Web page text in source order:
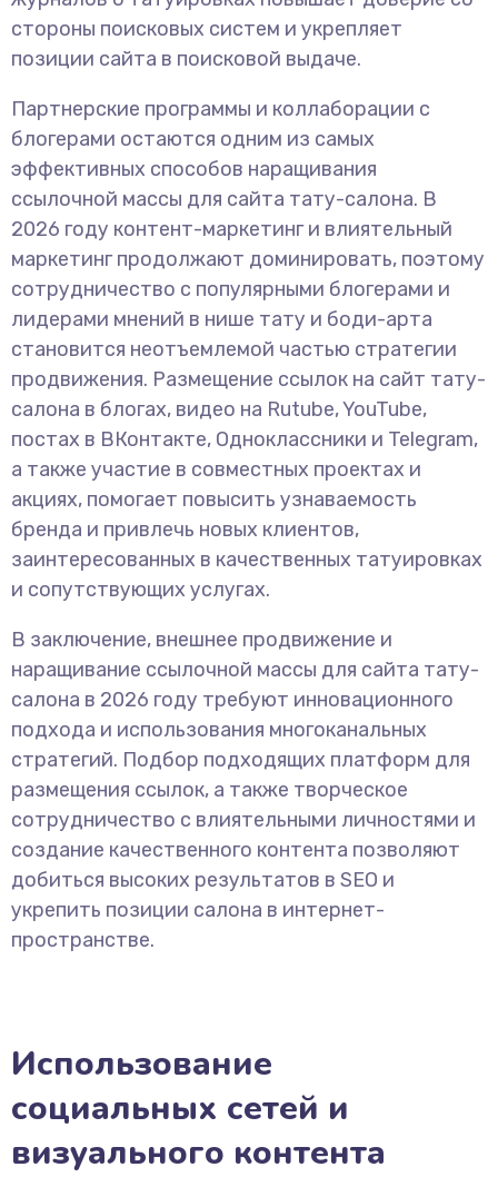
стороны поисковых систем и укрепляет
позиции сайта в поисковой выдаче.
Партнерские программы и коллаборации с
блогерами остаются одним из самых
эффективных способов наращивания
ссылочной массы для сайта тату-салона. В
2026 году контент-маркетинг и влиятельный
маркетинг продолжают доминировать, поэтому
сотрудничество с популярными блогерами и
лидерами мнений в нише тату и боди-арта
становится неотъемлемой частью стратегии
продвижения. Размещение ссылок на сайт тату-
салона в блогах, видео на Rutube, YouTube,
постах в ВКонтакте, Одноклассники и Telegram,
а также участие в совместных проектах и
акциях, помогает повысить узнаваемость
бренда и привлечь новых клиентов,
заинтересованных в качественных татуировках
и сопутствующих услугах.
В заключение, внешнее продвижение и
наращивание ссылочной массы для сайта тату-
салона в 2026 году требуют инновационного
подхода и использования многоканальных
стратегий. Подбор подходящих платформ для
размещения ссылок, а также творческое
сотрудничество с влиятельными личностями и
создание качественного контента позволяют
добиться высоких результатов в SEO и
укрепить позиции салона в интернет-
пространстве.
Использование
социальных сетей и
визуального контента